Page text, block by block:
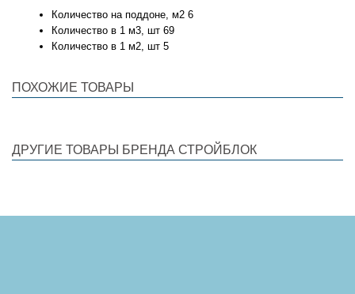
Количество на поддоне, м2 6
Количество в 1 м3, шт 69
Количество в 1 м2, шт 5
ПОХОЖИЕ ТОВАРЫ
ДРУГИЕ ТОВАРЫ БРЕНДА СТРОЙБЛОК